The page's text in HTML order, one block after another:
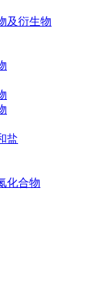
及衍生物
盐
化合物